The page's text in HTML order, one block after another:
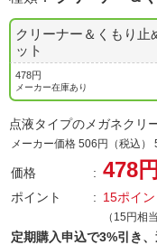
クリーナー＆くもり止
ット
478円
メーカー在庫あり
点液タイプのメガネク
メーカー価格 506円（税込）
価格 478円
ポイント 15ポイン
（15円相当
定期購入申込で3%引き